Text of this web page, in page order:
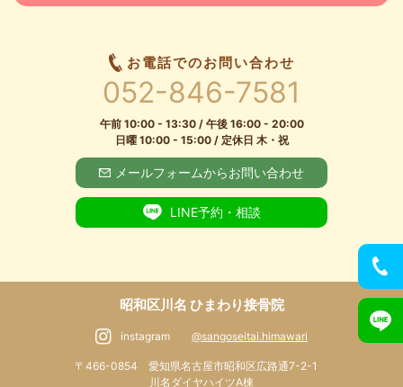
お電話でのお問い合わせ
052-846-7581
午前 10:00 - 13:30 / 午後 16:00 - 20:00
日曜 10:00 - 15:00 / 定休日 木・祝
メールフォームからお問い合わせ
LINE予約・相談
昭和区川名 ひまわり接骨院
instagram @sangoseitai.himawari
〒466-0854 愛知県名古屋市昭和区広路通7-2-1
川名ダイヤハイツA棟